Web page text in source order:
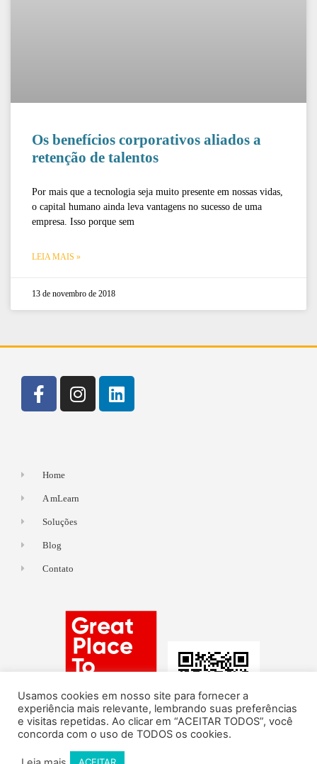
Os benefícios corporativos aliados a
retenção de talentos
Por mais que a tecnologia seja muito presente em nossas vidas,
o capital humano ainda leva vantagens no sucesso de uma
empresa. Isso porque sem
LEIA MAIS »
13 de novembro de 2018
Home
A mLearn
Soluções
Blog
Contato
Usamos cookies em nosso site para fornecer a
experiência mais relevante, lembrando suas preferências
e visitas repetidas. Ao clicar em “ACEITAR TODOS”, você
concorda com o uso de TODOS os cookies.